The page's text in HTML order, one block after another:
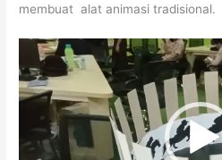
membuat alat animasi tradisional.
Video
Player